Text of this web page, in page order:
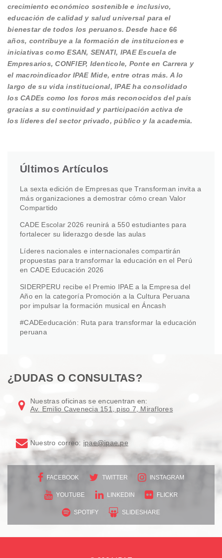
crecimiento económico sostenible e inclusivo,
educación de calidad y salud universal para el
bienestar de todos los peruanos. Desde hace 66
años, contribuye a la formación de instituciones e
iniciativas como ESAN, SENATI, IPAE Escuela de
Empresarios, CONFIEP, Identicole, Ponte en Carrera y
el macroindicador IPAE Mide, entre otras más. A lo
largo de su vida institucional, IPAE ha consolidado
los CADEs como los foros más reconocidos del país
gracias a su continuidad y participación activa de
los líderes del sector privado, público y la academia.
Últimos Artículos
La sexta edición de Empresas que Transforman invita a
más organizaciones a demostrar cómo crean Valor
Compartido
CADE Escolar 2026 reunirá a 550 estudiantes para
fortalecer su liderazgo desde las aulas
Líderes nacionales e internacionales compartirán
propuestas para transformar la educación en el Perú
en CADE Educación 2026
SIDERPERU recibe el Premio IPAE a la Empresa del
Año en la categoría Promoción a la Cultura Peruana
por impulsar la formación musical en Áncash
#CADEeducación: Ruta para transformar la educación
peruana
¿DUDAS O CONSULTAS?
Nuestras oficinas se encuentran en:
Av. Emilio Cavenecia 151, piso 7, Miraflores
Nuestro correo: ipae@ipae.pe
FACEBOOK TWITTER INSTAGRAM
YOUTUBE LINKEDIN FLICKR
SPOTIFY SLIDESHARE